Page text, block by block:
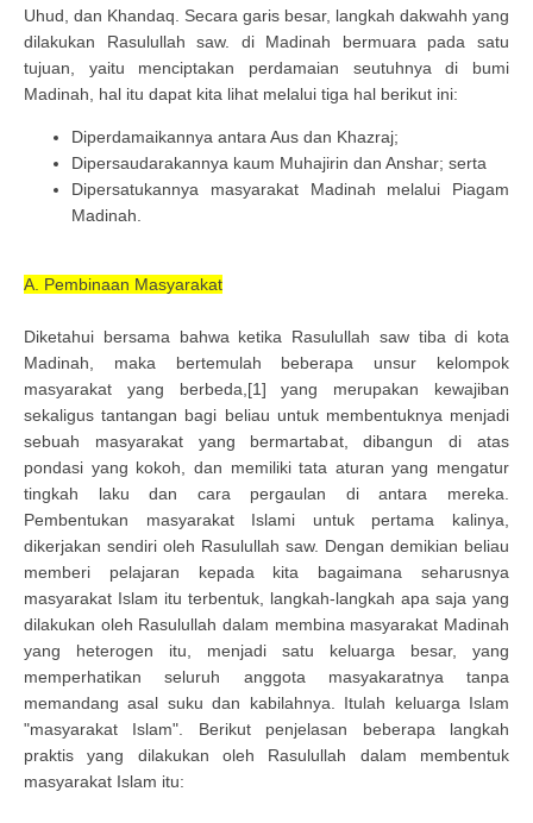
Uhud, dan Khandaq. Secara garis besar, langkah dakwahh yang
dilakukan Rasulullah saw. di Madinah bermuara pada satu
tujuan, yaitu menciptakan perdamaian seutuhnya di bumi
Madinah, hal itu dapat kita lihat melalui tiga hal berikut ini:
Diperdamaikannya antara Aus dan Khazraj;
Dipersaudarakannya kaum Muhajirin dan Anshar; serta
Dipersatukannya masyarakat Madinah melalui Piagam
Madinah.
A. Pembinaan Masyarakat
Diketahui bersama bahwa ketika Rasulullah saw tiba di kota
Madinah, maka bertemulah beberapa unsur kelompok
masyarakat yang berbeda,[1] yang merupakan kewajiban
sekaligus tantangan bagi beliau untuk membentuknya menjadi
sebuah masyarakat yang bermartabat, dibangun di atas
pondasi yang kokoh, dan memiliki tata aturan yang mengatur
tingkah laku dan cara pergaulan di antara mereka.
Pembentukan masyarakat Islami untuk pertama kalinya,
dikerjakan sendiri oleh Rasulullah saw. Dengan demikian beliau
memberi pelajaran kepada kita bagaimana seharusnya
masyarakat Islam itu terbentuk, langkah-langkah apa saja yang
dilakukan oleh Rasulullah dalam membina masyarakat Madinah
yang heterogen itu, menjadi satu keluarga besar, yang
memperhatikan seluruh anggota masyakaratnya tanpa
memandang asal suku dan kabilahnya. Itulah keluarga Islam
"masyarakat Islam". Berikut penjelasan beberapa langkah
praktis yang dilakukan oleh Rasulullah dalam membentuk
masyarakat Islam itu: